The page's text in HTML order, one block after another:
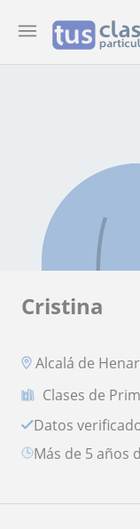
Cristina
Alcalá de
Clases de
Datos
más de 5